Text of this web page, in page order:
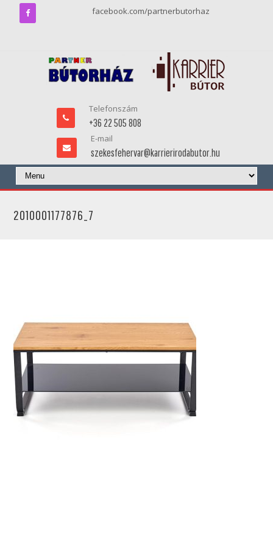
facebook.com/partnerbutorhaz
Telefonszám
+36 22 505 808
E-mail
szekesfehervar@karrierirodabutor.hu
2010001177876_7